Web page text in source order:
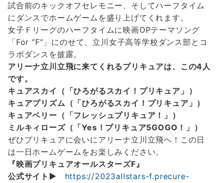
試合前のキックオフセレモニー、そしてハーフタイム
にダンスでホームゲームを盛り上げてくれます。
女子Ｆリーグのハーフタイムに映画OPテーマソング
「For “F”」にのせて、立川女子高等学校ダンス部とコ
ラボダンスを披露。
アリーナ立川立飛に来てくれるプリキュアは、この4人
です。
キュアスカイ（「ひろがるスカイ！プリキュア」）
キュアプリズム（「ひろがるスカイ！プリキュア」）
キュアベリー（「フレッシュプリキュア！」）
ミルキィローズ（「Yes！プリキュア5GOGO！」）
ぜひプリキュアに会いにアリーナ立川立飛へ！この日
は一日ホームゲームをお楽しみください。
『映画プリキュアオールスターズF』
公式サイト▶
https://2023allstars-f.precure-